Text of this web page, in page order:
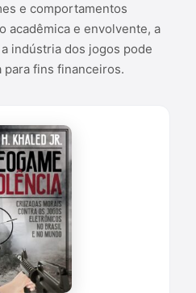
e comportamentos
acadêmica e envolvente, a
indústria dos jogos pode
fins financeiros.